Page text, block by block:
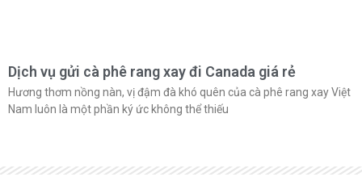
Dịch vụ gửi cà phê rang xay đi Canada giá rẻ
Hương thơm nồng nàn, vị đậm đà khó quên của cà phê rang xay Việt
Nam luôn là một phần ký ức không thể thiếu